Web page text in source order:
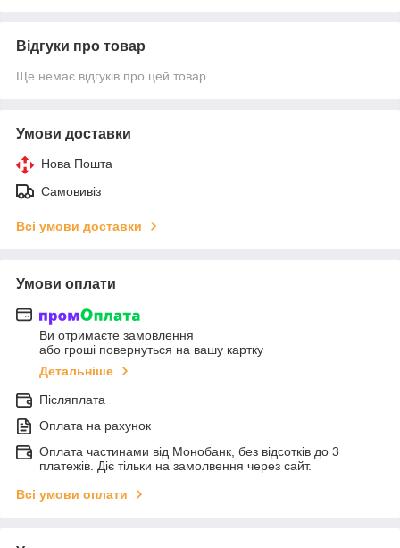
Відгуки про товар
Ще немає відгуків про цей товар
Умови доставки
Нова Пошта
Самовивіз
Всі умови доставки
Умови оплати
Ви отримаєте замовлення
або гроші повернуться на вашу картку
Детальніше
Післяплата
Оплата на рахунок
Оплата частинами від Монобанк, без відсотків до 3
платежів. Діє тільки на замолвення через сайт.
Всі умови оплати